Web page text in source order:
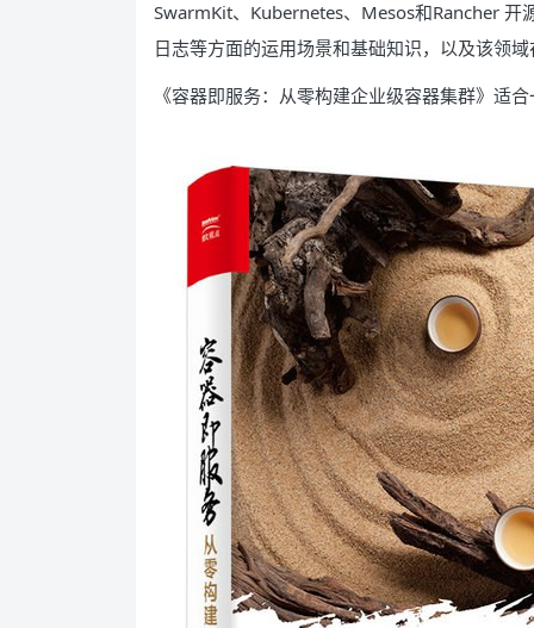
SwarmKit、Kubernetes、Mesos和Rancher 开
日志等方面的运用场景和基础知识，以及该领
《容器即服务：从零构建企业级容器集群》适